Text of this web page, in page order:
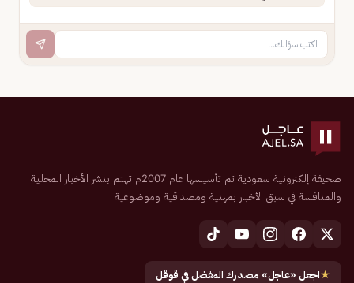
صحيفة إلكترونية سعودية تم تأسيسها عام 2007م تهتم بنشر الأخبار المحلية
والمنافسة في سبق الأخبار بمهنية ومصداقية وموضوعية
★اجعل «عاجل» مصدرك المفضل في قوقل